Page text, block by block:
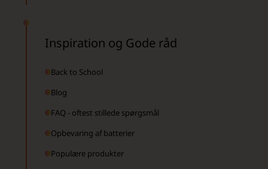
Inspiration og Gode råd
Back to School
Blog
FAQ - oftest stillede spørgsmål
Opbevaring af batterier
Populære produkter